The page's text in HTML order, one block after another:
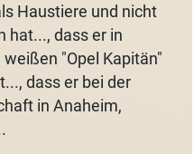
Haustiere und nicht
hat..., dass er in
"Opel Kapitän"
dass er bei der
in Anaheim,